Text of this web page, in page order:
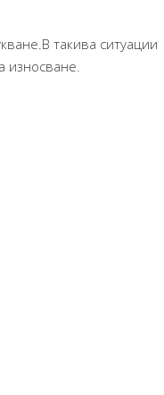
такива ситуации